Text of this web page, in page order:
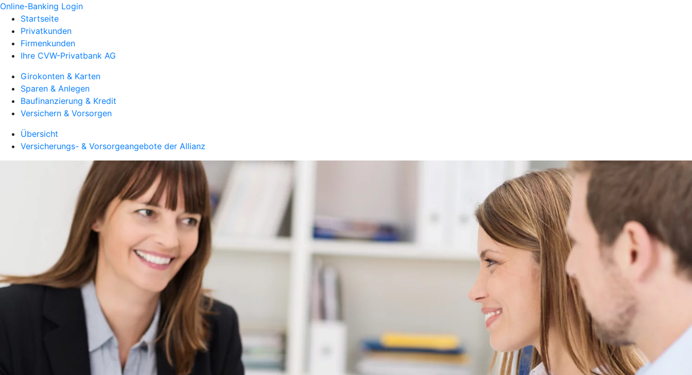
Online-Banking Login
Startseite
Privatkunden
Firmenkunden
Ihre CVW-Privatbank AG
Girokonten & Karten
Sparen & Anlegen
Baufinanzierung & Kredit
Versichern & Vorsorgen
Übersicht
Versicherungs- & Vorsorgeangebote der Allianz